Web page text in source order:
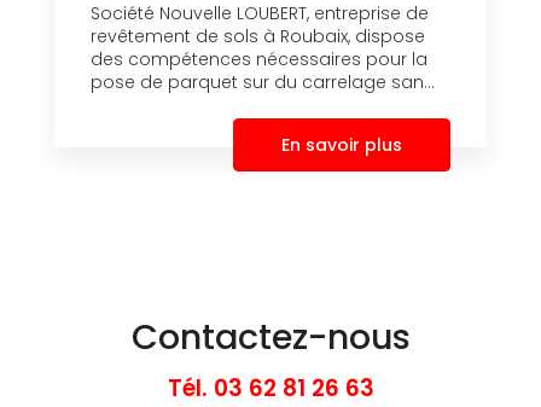
Société Nouvelle LOUBERT, entreprise de
revêtement de sols à Roubaix, dispose
des compétences nécessaires pour la
pose de parquet sur du carrelage san...
En savoir plus
Contactez-nous
Tél. 03 62 81 26 63